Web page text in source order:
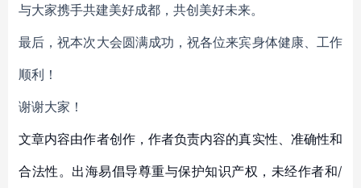
与大家携手共建美好成都，共创美好未来。
最后，祝本次大会圆满成功，祝各位来宾身体健康、工作
顺利！
谢谢大家！
文章内容由作者创作，作者负责内容的真实性、准确性和
合法性。出海易倡导尊重与保护知识产权，未经作者和/